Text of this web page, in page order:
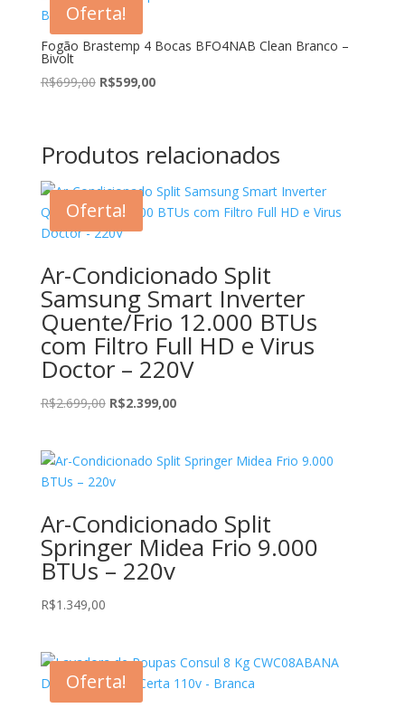
Oferta!
Fogão Brastemp 4 Bocas BFO4NAB Clean Branco –
Bivolt
R$699,00 O
R$699,00.
R$599,00O
R$599,00.
Produtos relacionados
Oferta!
Ar-Condicionado Split
Samsung Smart Inverter
Quente/Frio 12.000 BTUs
com Filtro Full HD e Virus
Doctor – 220V
R$2.699,00 O
era:
R$2.699,00.
R$2.399,00O
é:
Ar-Condicionado Split
Springer Midea Frio 9.000
BTUs – 220v
R$1.349,00
Oferta!